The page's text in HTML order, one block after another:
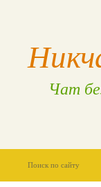
Чат